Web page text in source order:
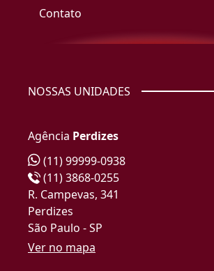
Contato
NOSSAS UNIDADES
Agência Perdizes
(11) 99999-0938
(11) 3868-0255
R. Campevas, 341
Perdizes
São Paulo - SP
Ver no mapa